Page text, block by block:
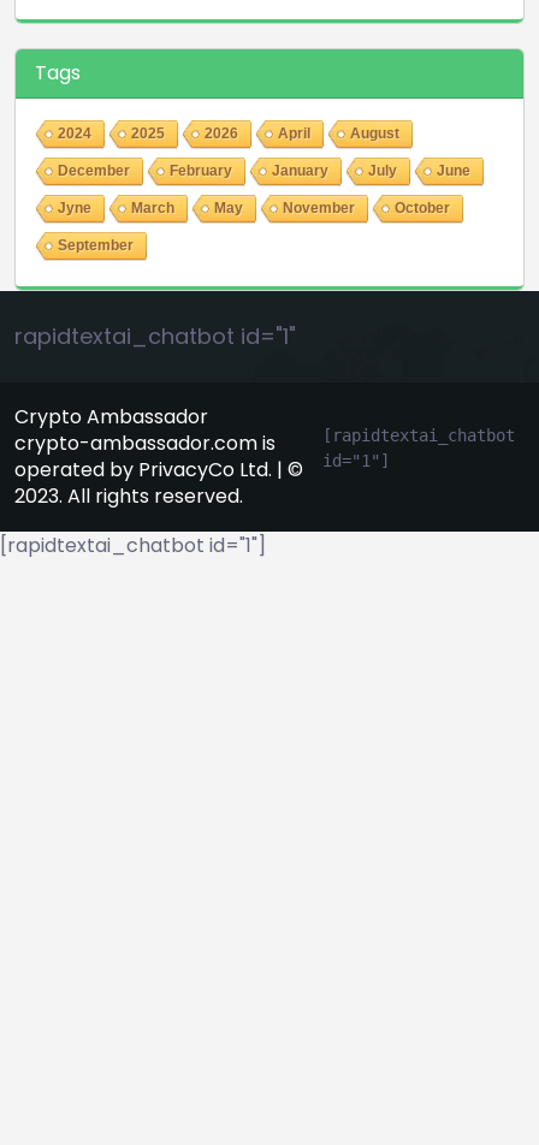
Tags
2024 2025 2026 April August
December February January July June
Jyne March May November October
September
rapidtextai_chatbot id="1"
Crypto Ambassador
crypto-ambassador.com is
operated by PrivacyCo Ltd. | ©
2023. All rights reserved.
[rapidtextai_chatbot
id="1"]
[rapidtextai_chatbot id="1"]